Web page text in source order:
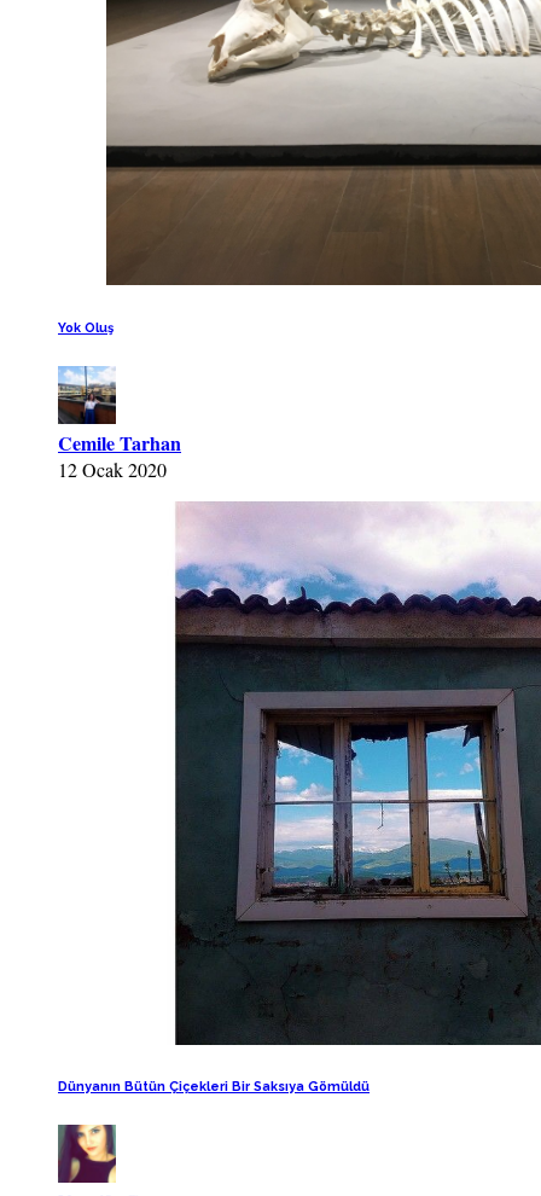
Yok Oluş
Cemile Tarhan
12 Ocak 2020
Dünyanın Bütün Çiçekleri Bir Saksıya Gömüldü